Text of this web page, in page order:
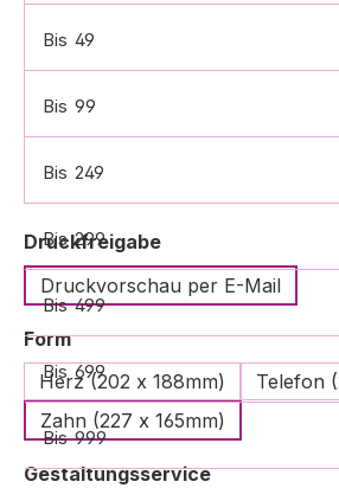
Bis 49
Bis 99
Bis 249
Bis 299
Bis 499
Bis 699
Bis 999
Druckfreigabeauswählen
Druckvorschau per E-Mail
Formauswählen
Herz (202 x 188mm)
Telefon
Zahn (227 x 165mm)
Gestaltungsserviceauswählen